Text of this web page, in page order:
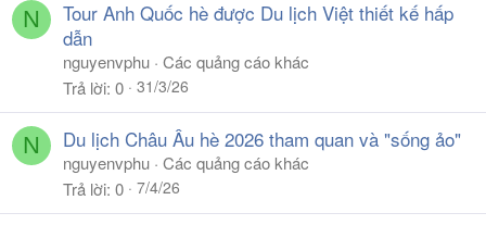
N
Tour Anh Quốc hè được Du lịch Việt thiết kế hấp
dẫn
nguyenvphu Các quảng cáo khác
Trả lời 0 31/3/26
N Du lịch Châu Âu hè 2026 tham quan và "sống ảo"
nguyenvphu Các quảng cáo khác
Trả lời 0 7/4/26